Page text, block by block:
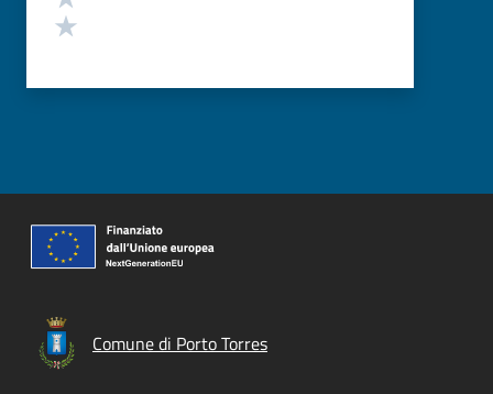
Comune di Porto Torres